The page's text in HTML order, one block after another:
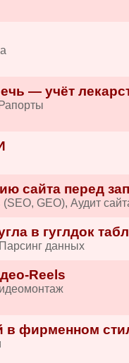
— учёт
сайта перед
GEO), Аудит
в гуглдок
данных
Reels
в фирменном